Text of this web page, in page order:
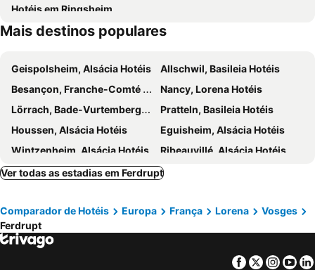
Hotéis em Ringsheim
Mais destinos populares
Geispolsheim, Alsácia Hotéis
Allschwil, Basileia Hotéis
Besançon, Franche-Comté Hotéis
Nancy, Lorena Hotéis
Lörrach, Bade-Vurtemberga Hotéis
Pratteln, Basileia Hotéis
Houssen, Alsácia Hotéis
Eguisheim, Alsácia Hotéis
Wintzenheim, Alsácia Hotéis
Ribeauvillé, Alsácia Hotéis
Sausheim, Alsácia Hotéis
Kappel-Grafenhausen, Bade-Vurtemberga Hotéis
Ettenheim, Bade-Vurtemberga Hotéis
Horbourg-Wihr, Alsácia Hotéis
Belfort, Franche-Comté Hotéis
Grenzach-Wyhlen, Bade-Vurtemberga Hotéis
Hésingue, Alsácia Hotéis
Ver todas as estadias em Ferdrupt
Comparador de Hotéis Europa França Lorena
Vosges
Ferdrupt
Facebook
Twitter